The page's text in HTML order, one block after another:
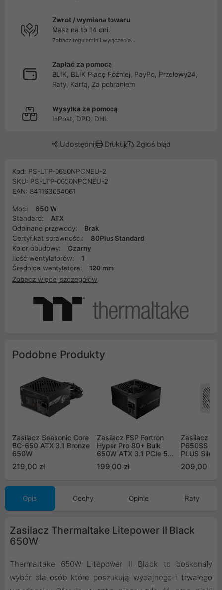
Zwrot / wymiana towaru
Masz na to 14 dni.
Zobacz regulamin i wyłączenia...
Zapłać za pomocą
BLIK, BLIK Płacę Później, PayPo, Przelewy24,
Raty, Kartą, Za pobraniem
Wysyłka za pomocą
InPost, DPD, DHL
Udostępnij Drukuj Zgłoś błąd
Kod: PS-LTP-0650NPCNEU-2
SKU: PS-LTP-0650NPCNEU-2
EAN: 841163064061
Moc:
650 W
Standard:
ATX
Odpinane przewody:
Brak
Certyfikat sprawności:
80Plus Standard
Kolor obudowy:
Czarny
Ilość wentylatorów:
1
Średnica wentylatora:
120 mm
Zobacz więcej szczegółów
Podobne Produkty
Zasilacz Seasonic Core
BC-650 ATX 3.1 Bronze
650W
219,00 zł
Zasilacz FSP Fortron
Hyper Pro 80+ Bulk
650W ATX 3.1 PCIe 5.1
czarny (HYPER
80+PRO650 G5.1)
199,00 zł
Zasilacz
P650SS
PLUS Silver
209,00 zł
Opis Cechy Opinie Raty
Zasilacz Thermaltake Litepower II Black
650W
Thermaltake 650W Litepower II Black to doskonały
wybór dla osób które poszukują wydajnego i trwałego